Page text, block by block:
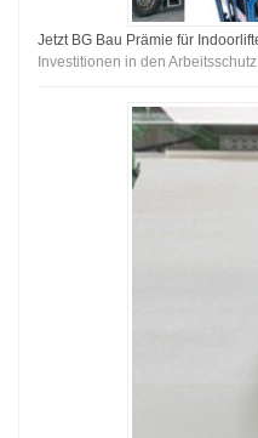
Jetzt BG Bau Prämie für
Investitionen in den